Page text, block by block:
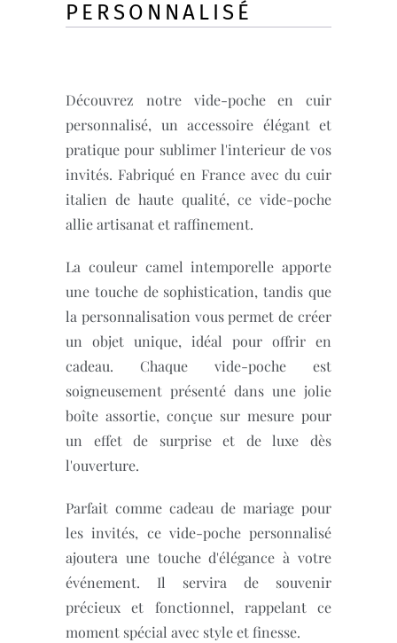
PERSONNALISÉ
Découvrez notre vide-poche en cuir
personnalisé, un accessoire élégant et
pratique pour sublimer l'interieur de vos
invités. Fabriqué en France avec du cuir
italien de haute qualité, ce vide-poche
allie artisanat et raffinement.
La couleur camel intemporelle apporte
une touche de sophistication, tandis que
la personnalisation vous permet de créer
un objet unique, idéal pour offrir en
cadeau. Chaque vide-poche est
soigneusement présenté dans une jolie
boîte assortie, conçue sur mesure pour
un effet de surprise et de luxe dès
l'ouverture.
Parfait comme cadeau de mariage pour
les invités, ce vide-poche personnalisé
ajoutera une touche d'élégance à votre
événement. Il servira de souvenir
précieux et fonctionnel, rappelant ce
moment spécial avec style et finesse.